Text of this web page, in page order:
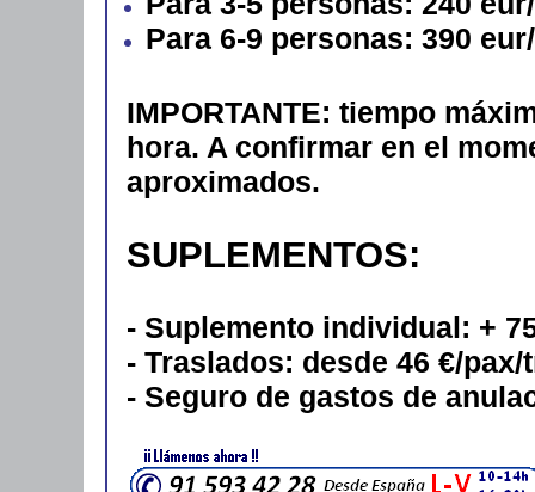
Para 6-9 personas: 390
IMPORTANTE: tiempo
hora. A confirmar en el
aproximados.
SUPLEMENTOS:
- Suplemento individual: +
- Traslados: desde 46 €/
- Seguro de gastos de